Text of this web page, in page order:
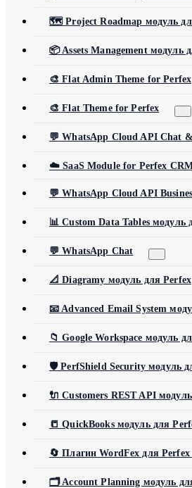
🗺️ Project Roadmap модуль
📦 Assets Management модуль
🎨 Flat Admin Theme for Perfex
🎨 Flat Theme for Perfex
💬 WhatsApp Cloud API Chat
☁️ SaaS Module for Perfex
💬 WhatsApp Cloud API
📊 Custom Data Tables модуль
💬 WhatsApp Chat
📐 Diagramy модуль для Perfex
📧 Advanced Email System
📁 Google Workspace модуль
🛡️ PerfShield Security модуль
🔌 Customers REST API
📒 QuickBooks модуль для
🔄 Плагин WordFex для
🗂️ Account Planning модуль